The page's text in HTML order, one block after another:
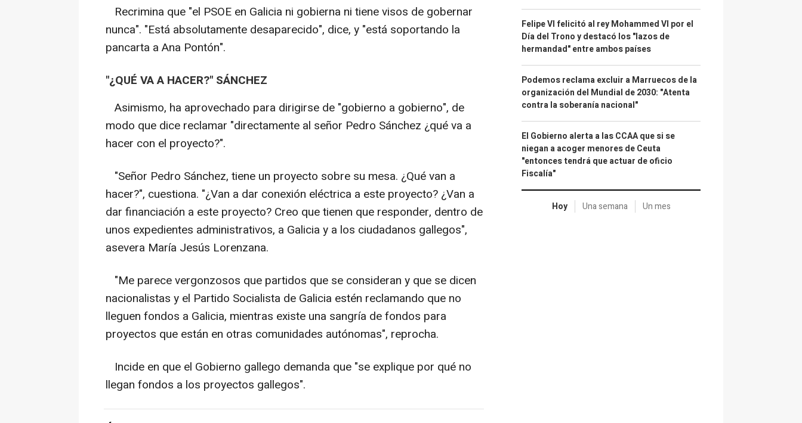
Recrimina que "el PSOE en Galicia ni gobierna ni tiene visos de gobernar
nunca". "Está absolutamente desaparecido", dice, y "está soportando la
pancarta a Ana Pontón".
"¿QUÉ VA A HACER?" SÁNCHEZ
Asimismo, ha aprovechado para dirigirse de "gobierno a gobierno", de
modo que dice reclamar "directamente al señor Pedro Sánchez ¿qué va a
hacer con el proyecto?".
"Señor Pedro Sánchez, tiene un proyecto sobre su mesa. ¿Qué van a
hacer?", cuestiona. "¿Van a dar conexión eléctrica a este proyecto? ¿Van a
dar financiación a este proyecto? Creo que tienen que responder, dentro de
unos expedientes administrativos, a Galicia y a los ciudadanos gallegos",
asevera María Jesús Lorenzana.
"Me parece vergonzosos que partidos que se consideran y que se dicen
nacionalistas y el Partido Socialista de Galicia estén reclamando que no
lleguen fondos a Galicia, mientras existe una sangría de fondos para
proyectos que están en otras comunidades autónomas", reprocha.
Incide en que el Gobierno gallego demanda que "se explique por qué no
llegan fondos a los proyectos gallegos".
Felipe VI felicitó al rey Mohammed VI por el
Día del Trono y destacó los "lazos de
hermandad" entre ambos países
Podemos reclama excluir a Marruecos de la
organización del Mundial de 2030: "Atenta
contra la soberanía nacional"
El Gobierno alerta a las CCAA que si se
niegan a acoger menores de Ceuta
"entonces tendrá que actuar de oficio
Fiscalía"
Hoy Una semana Un mes